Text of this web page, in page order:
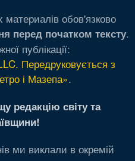
обов'язково
перед початком тексту.
публікації:
Передруковується з
і Мазепа».
редакцію світу та
ми виклали в окремій